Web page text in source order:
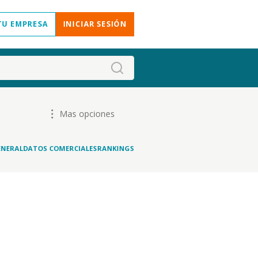
EMPRESA INICIAR SESIÓN
Mas opciones
DATOS COMERCIALESRANKINGS